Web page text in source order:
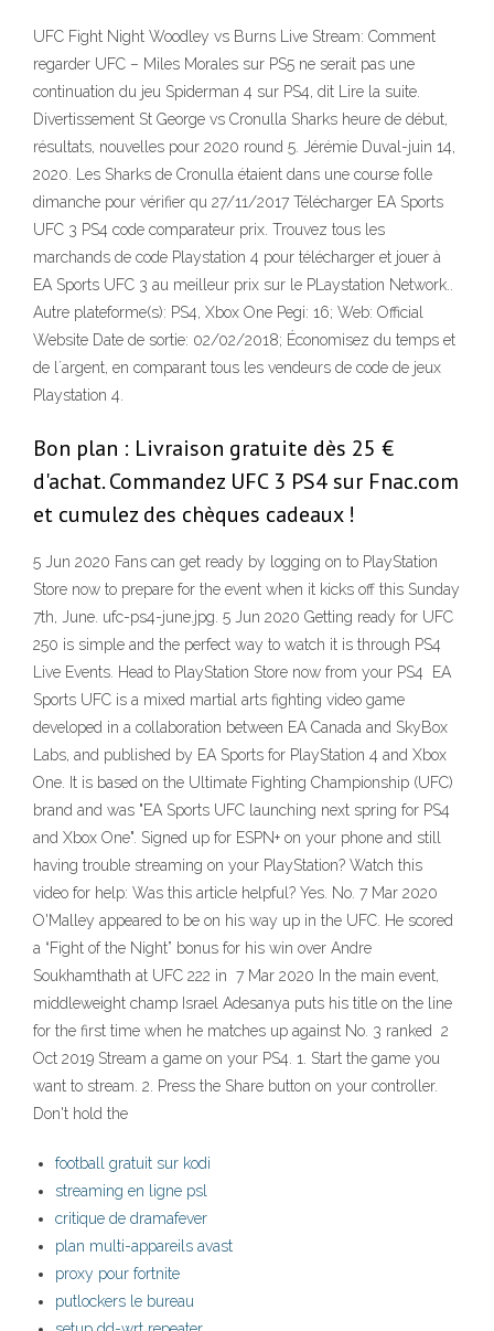
UFC Fight Night Woodley vs Burns Live Stream: Comment
regarder UFC – Miles Morales sur PS5 ne serait pas une
continuation du jeu Spiderman 4 sur PS4, dit Lire la suite.
Divertissement St George vs Cronulla Sharks heure de début,
résultats, nouvelles pour 2020 round 5. Jérémie Duval-juin 14,
2020. Les Sharks de Cronulla étaient dans une course folle
dimanche pour vérifier qu 27/11/2017 Télécharger EA Sports
UFC 3 PS4 code comparateur prix. Trouvez tous les
marchands de code Playstation 4 pour télécharger et jouer à
EA Sports UFC 3 au meilleur prix sur le PLaystation Network..
Autre plateforme(s): PS4, Xbox One Pegi: 16; Web: Official
Website Date de sortie: 02/02/2018; Économisez du temps et
de l´argent, en comparant tous les vendeurs de code de jeux
Playstation 4.
Bon plan : Livraison gratuite dès 25 €
d'achat. Commandez UFC 3 PS4 sur Fnac.com
et cumulez des chèques cadeaux !
5 Jun 2020 Fans can get ready by logging on to PlayStation
Store now to prepare for the event when it kicks off this Sunday
7th, June. ufc-ps4-june.jpg. 5 Jun 2020 Getting ready for UFC
250 is simple and the perfect way to watch it is through PS4
Live Events. Head to PlayStation Store now from your PS4 EA
Sports UFC is a mixed martial arts fighting video game
developed in a collaboration between EA Canada and SkyBox
Labs, and published by EA Sports for PlayStation 4 and Xbox
One. It is based on the Ultimate Fighting Championship (UFC)
brand and was "EA Sports UFC launching next spring for PS4
and Xbox One". Signed up for ESPN+ on your phone and still
having trouble streaming on your PlayStation? Watch this
video for help: Was this article helpful? Yes. No. 7 Mar 2020
O'Malley appeared to be on his way up in the UFC. He scored
a “Fight of the Night” bonus for his win over Andre
Soukhamthath at UFC 222 in 7 Mar 2020 In the main event,
middleweight champ Israel Adesanya puts his title on the line
for the first time when he matches up against No. 3 ranked 2
Oct 2019 Stream a game on your PS4. 1. Start the game you
want to stream. 2. Press the Share button on your controller.
Don't hold the
football gratuit sur kodi
streaming en ligne psl
critique de dramafever
plan multi-appareils avast
proxy pour fortnite
putlockers le bureau